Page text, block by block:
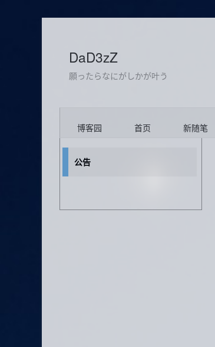
DaD3zZ
願ったらなにがしかが叶う
博客园 首页 新随笔
公告